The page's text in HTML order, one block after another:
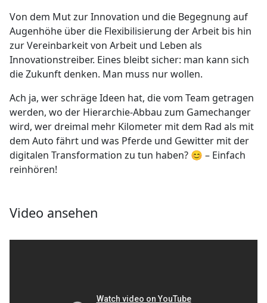
Von dem Mut zur Innovation und die Begegnung auf
Augenhöhe über die Flexibilisierung der Arbeit bis hin
zur Vereinbarkeit von Arbeit und Leben als
Innovationstreiber. Eines bleibt sicher: man kann sich
die Zukunft denken. Man muss nur wollen.
Ach ja, wer schräge Ideen hat, die vom Team getragen
werden, wo der Hierarchie-Abbau zum Gamechanger
wird, wer dreimal mehr Kilometer mit dem Rad als mit
dem Auto fährt und was Pferde und Gewitter mit der
digitalen Transformation zu tun haben? 😊 – Einfach
reinhören!
Video ansehen